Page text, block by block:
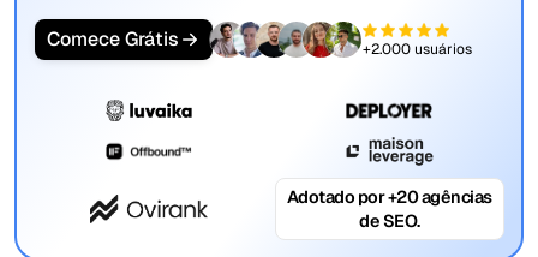
Comece Grátis +2.000 usuários
Adotado por +20 agências
de SEO.